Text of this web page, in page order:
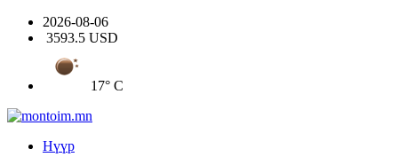
2026-08-06
3593.5 USD
17° C
Нүүр